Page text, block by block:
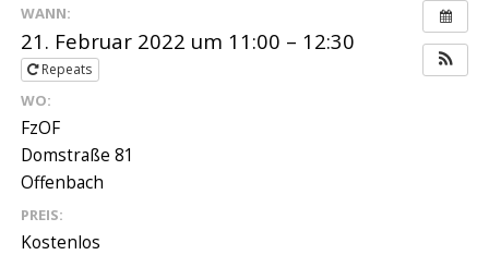
WANN:
21. Februar 2022 um 11:00 – 12:30
Repeats
WO:
FzOF
Domstraße 81
Offenbach
PREIS:
Kostenlos